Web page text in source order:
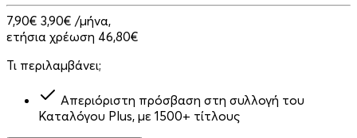
7,90€ 3,90€ /μήνα,
ετήσια χρέωση 46,80€
Τι περιλαμβάνει;
Απεριόριστη πρόσβαση στη συλλογή του
Καταλόγου Plus, με 1500+ τίτλους